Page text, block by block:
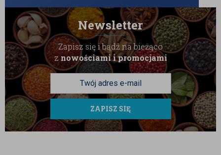
harmonia prażonych migdałów i intensywnej czekolady
tworzy smak, który zachwyca od pierwszego kęsa. To
idealny wybór zarówno na co dzień, jak i na wyjątkowe
okazje – elegancki, pyszny i zawsze w dobrym stylu.
Newsletter
Zapisz się i bądź na bieżąco
znowościami i promocjami
ZAPISZ SIĘ